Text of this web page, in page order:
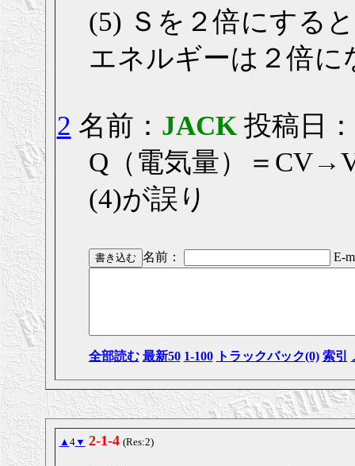
(5) Ｓを２倍にする
エネルギーは２倍に
2 名前： JACK 投稿日
Q（電気量）＝
(4)が誤り
名前： E-
全部読む 最新50 1-100 トラックバック(0) 索引
▲ 4▼ 2-1-4 (Res:2)